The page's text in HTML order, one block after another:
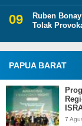
Ruben
Tolak
PAPUA BARAT
7